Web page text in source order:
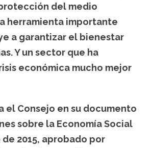
del medio
herramienta importante
a garantizar el bienestar
Y un sector que ha
económica mucho mejor
el Consejo en su documento
sobre la Economía Social
2015, aprobado por